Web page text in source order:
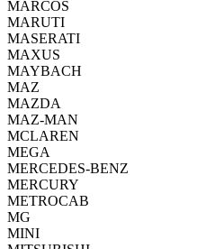
MARCOS
MARUTI
MASERATI
MAXUS
MAYBACH
MAZ
MAZDA
MAZ-MAN
MCLAREN
MEGA
MERCEDES-BENZ
MERCURY
METROCAB
MG
MINI